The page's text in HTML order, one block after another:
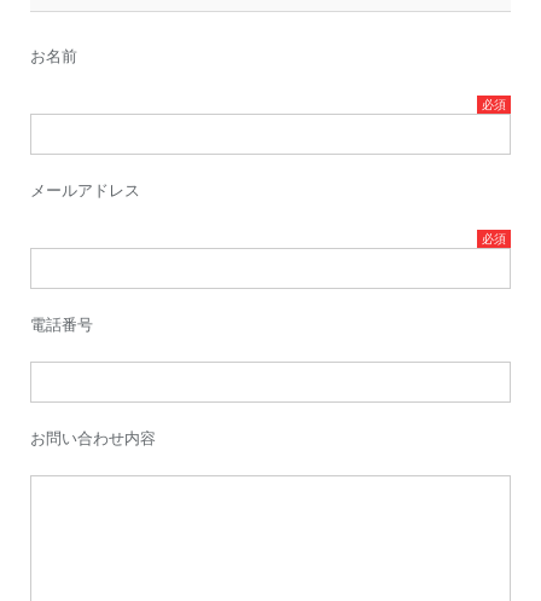
お名前
メールアドレス
電話番号
お問い合わせ内容